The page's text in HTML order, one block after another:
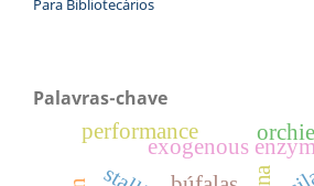
Palavras-chave
exogenous
performance